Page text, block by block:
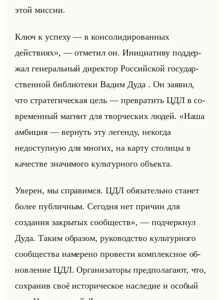
этой миссии.
Ключ к успеху — в консолидированных
действиях», — от­ме­тил он. Ини­ци­ати­ву под­дер­
жал ге­не­ральный ди­рек­тор Рос­сийской го­су­дар­
ствен­ной биб­лио­те­ки Вадим Дуда . Он за­явил,
что стра­те­ги­че­ская цель — пре­вра­тить ЦДЛ в со­
вре­мен­ный маг­нит для твор­че­ских людей. «Наша
амбиция — вернуть эту легенду, некогда
недоступную для многих, на карту столицы в
качестве значимого культурного объекта.
Уверен, мы справимся. ЦДЛ обязательно станет
более публичным. Сегодня нет причин для
создания закрытых сообществ», — под­черк­нул
Дуда. Таким об­ра­зом, ру­ко­вод­ство культур­но­го
со­об­ще­ства на­ме­ре­но про­ве­сти ком­плекс­ное об­
нов­ле­ние ЦДЛ. Ор­га­ни­за­то­ры пред­по­ла­га­ют, что,
со­хра­нив своё ис­то­ри­че­ское на­сле­дие и осо­бый